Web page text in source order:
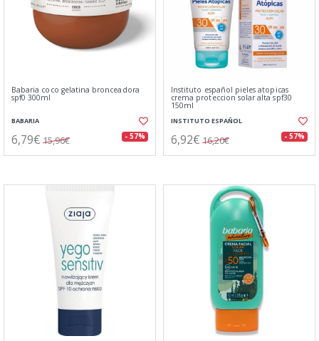
Babaria coco gelatina bronceadora
spf0 300ml
BABARIA
6,79€ 15,96€ - 57%
Instituto español pieles atopicas
crema proteccion solar alta spf30
150ml
INSTITUTO ESPAÑOL
6,92€ 16,20€ - 57%